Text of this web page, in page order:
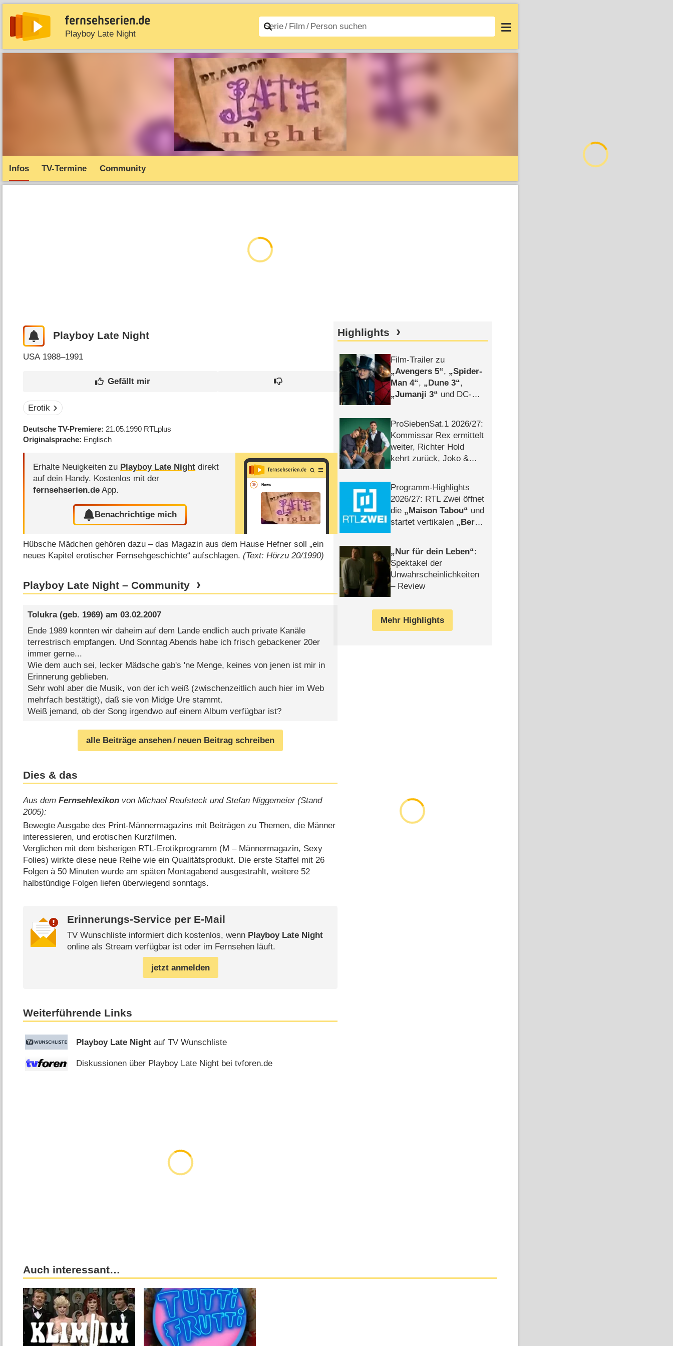
Playboy Late Night
News Entdecken Streaming Filme A–Z Login
Infos TV-Termine Community
Playboy Late Night
USA 1988–1991
Erotik
Deutsche TV-Premiere 21.05.1990 RTLplus
Originalsprache Englisch
Erhalte Neuigkeiten zu Playboy Late Night direkt
auf dein Handy. Kostenlos mit der
fernsehserien.de App.
Benachrichtige mich
Hübsche Mädchen gehören dazu – das Magazin aus dem Hause Hefner soll „ein
neues Kapitel erotischer Fernsehgeschichte“ aufschlagen.(Text: Hörzu 20/1990)
Playboy Late Night – Community
Tolukra(geb. 1969) am 03.02.2007
Ende 1989 konnten wir daheim auf dem Lande endlich auch private Kanäle
terrestrisch empfangen. Und Sonntag Abends habe ich frisch gebackener 20er
immer gerne...
Wie dem auch sei, lecker Mädsche gab's 'ne Menge, keines von jenen ist mir in
Erinnerung geblieben.
Sehr wohl aber die Musik, von der ich weiß (zwischenzeitlich auch hier im Web
mehrfach bestätigt), daß sie von Midge Ure stammt.
Weiß jemand, ob der Song irgendwo auf einem Album verfügbar ist?
alle Beiträge ansehen/ neuen Beitrag schreiben
Dies & das
Aus demFernsehlexikon von Michael Reufsteck und Stefan Niggemeier (Stand
2005):
Bewegte Ausgabe des Print-Männermagazins mit Beiträgen zu Themen, die Männer
interessieren, und erotischen Kurzfilmen.
Verglichen mit dem bisherigen RTL-Erotikprogramm (M – Männermagazin, Sexy
Folies) wirkte diese neue Reihe wie ein Qualitätsprodukt. Die erste Staffel mit 26
Folgen à 50 Minuten wurde am späten Montagabend ausgestrahlt, weitere 52
halbstündige Folgen liefen überwiegend sonntags.
Erinnerungs-Service per E-Mail
TV Wunschliste informiert dich kostenlos, wenn Playboy Late Night
online als Stream verfügbar ist oder im Fernsehen läuft.
jetzt anmelden
Weiterführende Links
Playboy Late Night auf TV Wunschliste
Diskussionen über Playboy Late Night bei tvforen.de
Highlights
Film-Trailer zu
Avengers 5 ,
Spider-
Man 4 , Dune 3 ,
Jumanji 3
und DC-
ProSiebenSat.1 2026/​27:
Kommissar Rex ermittelt
weiter, Richter Hold
kehrt zurück, Joko &
Programm-Highlights
2026/​27: RTL Zwei öffnet
die
Maison Tabou
und
startet vertikalen
Berlin
Nur für dein Leben :
Spektakel der
Unwahrscheinlichkeiten
– Review
Mehr Highlights
Auch interessant…